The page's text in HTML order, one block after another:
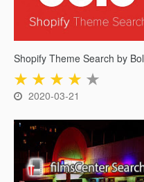
Shopify Theme Search by
★ ★ ★ ★ ★
2020-03-21